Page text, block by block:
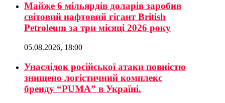
Майже 6 мільярдів доларів заробив
світовий нафтовий гігант British
Petroleum за три місяці 2026 року
05.08.2026, 18:00
Унаслідок російської атаки повністю
знищено логістичний комплекс
бренду “PUMA” в Україні.